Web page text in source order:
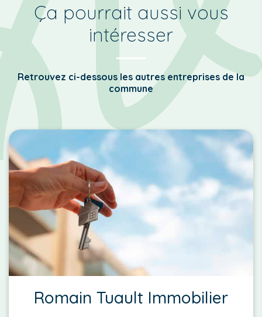
Ça pourrait aussi vous
intéresser
Retrouvez ci-dessous les autres entreprises de la
commune
Romain Tuault Immobilier